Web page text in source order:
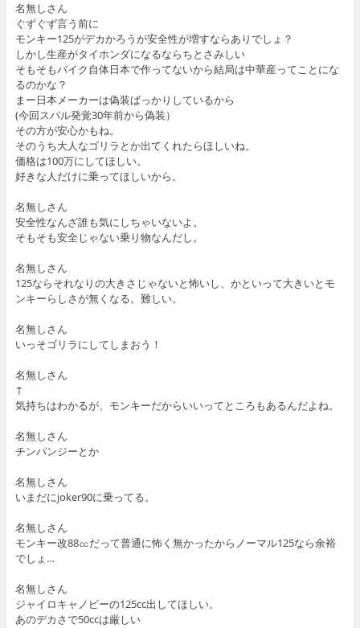
名無しさん
ぐずぐず言う前に
モンキー125がデカかろうが安全性が増すならありでしょ？
しかし生産がタイホンダになるならちとさみしい
そもそもバイク自体日本で作ってないから結局は中華産ってことにな
るのかな？
まー日本メーカーは偽装ばっかりしているから
(今回スバル発覚30年前から偽装）
その方が安心かもね。
そのうち大人なゴリラとか出てくれたらほしいね。
価格は100万にしてほしい。
好きな人だけに乗ってほしいから。
名無しさん
安全性なんざ誰も気にしちゃいないよ。
そもそも安全じゃない乗り物なんだし。
名無しさん
125ならそれなりの大きさじゃないと怖いし、かといって大きいとモ
ンキーらしさが無くなる。難しい。
名無しさん
いっそゴリラにしてしまおう！
名無しさん
↑
気持ちはわかるが、モンキーだからいいってところもあるんだよね。
名無しさん
チンパンジーとか
名無しさん
いまだにjoker90に乗ってる。
名無しさん
モンキー改88㏄だって普通に怖く無かったからノーマル125なら余裕
でしょ…
名無しさん
ジャイロキャノピーの125cc出してほしい。
あのデカさで50ccは厳しい